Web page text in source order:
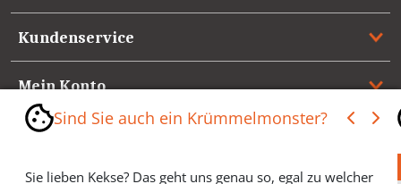
Kundenservice
Mein Konto
Referenzen
Sind Sie auch ein Krümmelmonster?
Sie lieben Kekse? Das geht uns genau so, egal zu welcher